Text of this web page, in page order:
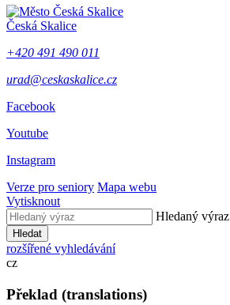
Česká Skalice
+420 491 490 011
urad@ceskaskalice.cz
Facebook
Youtube
Instagram
Verze pro seniory Mapa webu
Vytisknout
Hledaný výraz
Hledat
rozšířené vyhledávání
cz
Překlad (translations)